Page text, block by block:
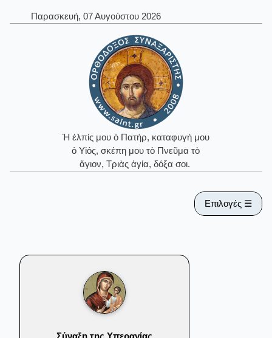
Παρασκευή, 07 Αυγούστου 2026
Ἡ ἐλπίς μου ὁ Πατήρ, καταφυγή μου
ὁ Υἱός, σκέπη μου τὸ Πνεῦμα τὸ
ἅγιον, Τριὰς ἁγία, δόξα σοι.
Επιλογές ☰